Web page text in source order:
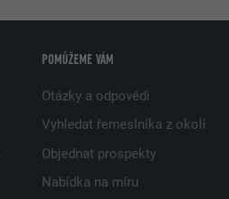
POMŮŽEME VÁM
Otázky a odpovědi
Vyhledat řemeslníka z okolí
Objednat prospekty
Nabídka na míru